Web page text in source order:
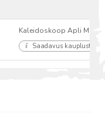
Kaleidoskoop Apli
Saadavus kauplustes